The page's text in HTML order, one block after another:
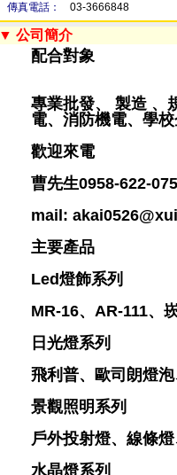
傳真電話： 03-3666848
▼ 公司簡介
配合對象
專業批發、 製造 、
電、消防機電、學
歡迎來電
曹先生0958-622-075
mail:
主要產品
Led燈飾系列
MR-16、AR-111、
日光燈系列
飛利普、歐司朗燈
景觀照明系列
戶外投射燈、線條
水晶燈系列